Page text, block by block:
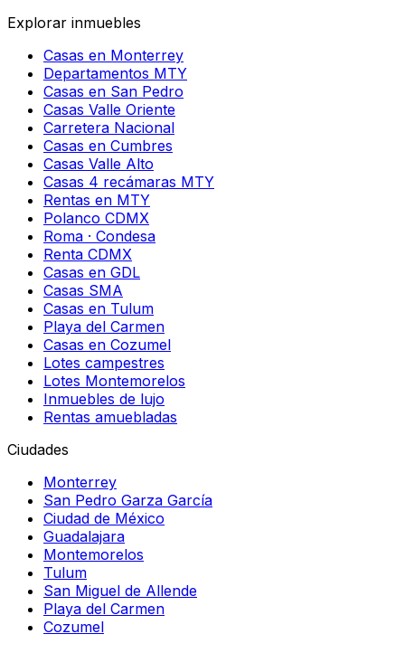
Explorar inmuebles
Casas en Monterrey
Departamentos MTY
Casas en San Pedro
Casas Valle Oriente
Carretera Nacional
Casas en Cumbres
Casas Valle Alto
Casas 4 recámaras MTY
Rentas en MTY
Polanco CDMX
Roma · Condesa
Renta CDMX
Casas en GDL
Casas SMA
Casas en Tulum
Playa del Carmen
Casas en Cozumel
Lotes campestres
Lotes Montemorelos
Inmuebles de lujo
Rentas amuebladas
Ciudades
Monterrey
San Pedro Garza García
Ciudad de México
Guadalajara
Montemorelos
Tulum
San Miguel de Allende
Playa del Carmen
Cozumel